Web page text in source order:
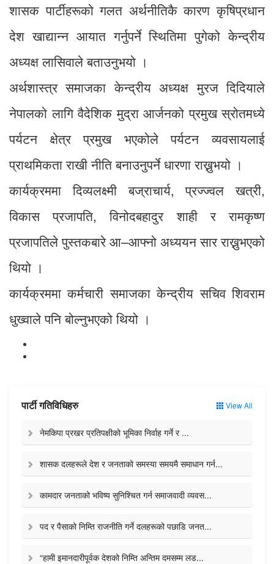
शासक पार्टीहरूको गलत अर्थनीतिकै कारण कृषिप्रधान
देश खाद्यान्न आयात गर्नुपर्ने स्थितिमा पुगेको केन्द्रीय
अध्यक्ष लासिवाले बताउनुभयो ।
अर्थशास्त्र समाजका केन्द्रीय अध्यक्ष मुरज दिदियाले
नेपालको लागि वैदेशिक मुद्रा आर्जनको प्रमुख स्रोतमध्ये
पर्यटन क्षेत्र प्रमुख भएकोले पर्यटन व्यवसायलाई
प्राथमिकता राखी नीति बनाउनुपर्ने धारणा राख्नुभयो ।
कार्यक्रममा दिव्यलक्ष्मी बज्राचार्य, प्रज्ज्वल खत्री,
विकास प्रजापति, विनोदबहादुर शाही र रामकृष्ण
प्रजापतिले पुस्तकबारे आ–आफ्नो अध्ययन सार राख्नुभएको
थियो ।
कार्यक्रममा कर्मचारी समाजका केन्द्रीय सचिव शिवराम
धुख्वाले पनि बोल्नुभएको थियो ।
पार्टी गतिविधिहरु View All
नेमकिपा प्रखर प्रतिपक्षीको भूमिका निर्वाह गर्ने र ...
शासक दलहरूले देश र जनताको समस्या समयमै समाधान गर्न...
कामदार जनताको भविष्य सुनिश्चित गर्न समाजवादी व्यवस...
पद र पैसाको निम्ति राजनीति गर्ने दलहरूको पछाडि जनत...
“हामी इमानदारीपूर्वक देशको निम्ति अन्तिम दमसम्म लड...